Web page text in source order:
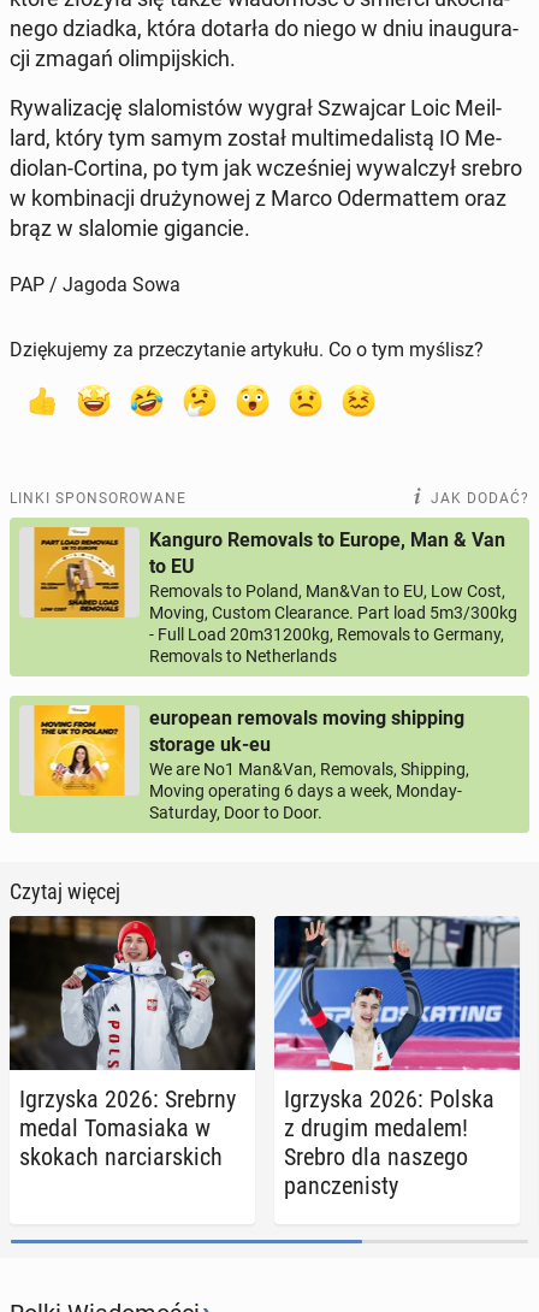
ne­go dziadka, która dotarła do niego w dniu in­au­gu­ra­
cji zmagań olim­pij­skich.
Ry­wa­li­za­cję sla­lo­mi­stów wygrał Szwaj­car Loic Me­il­
lard, który tym samym został mul­ti­me­da­li­stą IO Me­
dio­lan-Cortina, po tym jak wcze­śniej wy­wal­czył srebro
w kom­bi­na­cji dru­ży­no­wej z Marco Ode­rmat­tem oraz
brąz w sla­lo­mie gi­gan­cie.
PAP / Jagoda Sowa
Dziękujemy za przeczytanie artykułu. Co o tym myślisz?
LINKI SPONSOROWANE JAK DODAĆ?
Kanguro Removals to Europe, Man & Van
to EU
Removals to Poland, Man&Van to EU, Low Cost,
Moving, Custom Clearance. Part load 5m3/300kg
- Full Load 20m31200kg, Removals to Germany,
Removals to Netherlands
european removals moving shipping
storage uk-eu
We are No1 Man&Van, Removals, Shipping,
Moving operating 6 days a week, Monday-
Saturday, Door to Door.
Czytaj więcej
Igrzy­ska 2026: Srebrny
medal To­ma­sia­ka w
skokach nar­ciar­skich
Igrzy­ska 2026: Polska
z drugim medalem!
Srebro dla naszego
pan­cze­ni­sty